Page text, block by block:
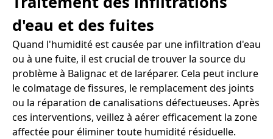
d'eau et des fuites
Quand l'humidité est causée par une infiltration d'eau
ou à une fuite, il est crucial de trouver la source du
problème à Balignac et de laréparer. Cela peut inclure
le colmatage de fissures, le remplacement des joints
ou la réparation de canalisations défectueuses. Après
ces interventions, veillez à aérer efficacement la zone
affectée pour éliminer toute humidité résiduelle.